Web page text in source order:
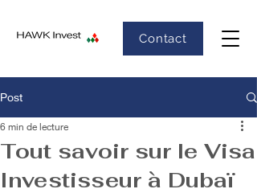
Contact
Post
Tout savoir sur le Visa
Investisseur à Dubaï
6 min de lecture